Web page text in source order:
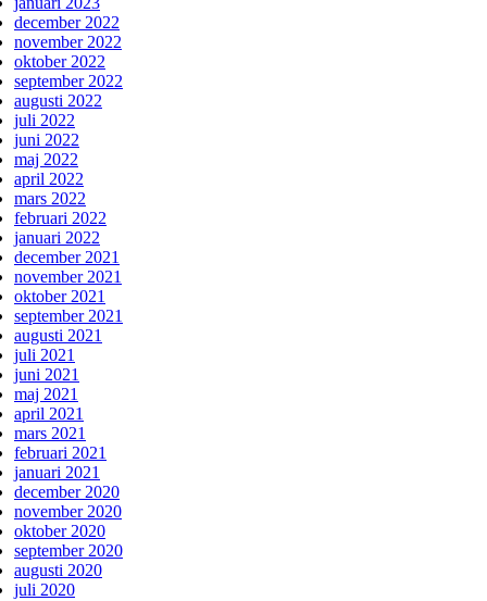
december 2022
november 2022
oktober 2022
september 2022
augusti 2022
juli 2022
juni 2022
maj 2022
april 2022
mars 2022
februari 2022
januari 2022
december 2021
november 2021
oktober 2021
september 2021
augusti 2021
juli 2021
juni 2021
maj 2021
april 2021
mars 2021
februari 2021
januari 2021
december 2020
november 2020
oktober 2020
september 2020
augusti 2020
juli 2020